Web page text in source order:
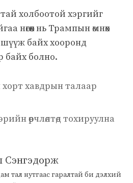
холбоотой хэргийг
нөгөөх нь Трампын өмнөх
байх хооронд
байх болно.
хавдрын талаар
өөрчлөлтөд тохируулна
Сэнгэдорж
тал нутгаас гаралтай би дэлхий